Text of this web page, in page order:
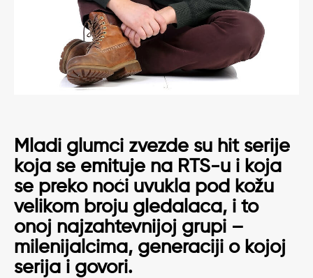
Mladi glumci zvezde su hit serije
koja se emituje na RTS-u i koja
se preko noći uvukla pod kožu
velikom broju gledalaca, i to
onoj najzahtevnijoj grupi –
milenijalcima, generaciji o kojoj
serija i govori.